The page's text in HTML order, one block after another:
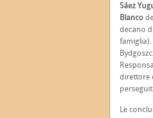
Sáez
Blanco
decano
direttore
Le